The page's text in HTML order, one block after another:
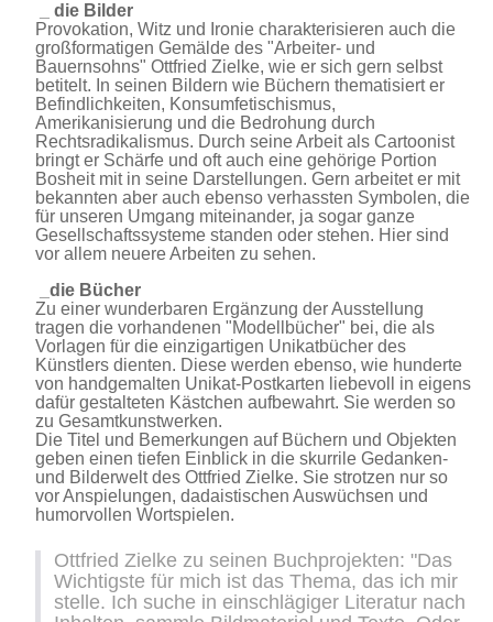
_ die Bilder
Provokation, Witz und Ironie charakterisieren auch die
großformatigen Gemälde des "Arbeiter- und
Bauernsohns" Ottfried Zielke, wie er sich gern selbst
betitelt. In seinen Bildern wie Büchern thematisiert er
Befindlichkeiten, Konsumfetischismus,
Amerikanisierung und die Bedrohung durch
Rechtsradikalismus. Durch seine Arbeit als Cartoonist
bringt er Schärfe und oft auch eine gehörige Portion
Bosheit mit in seine Darstellungen. Gern arbeitet er mit
bekannten aber auch ebenso verhassten Symbolen, die
für unseren Umgang miteinander, ja sogar ganze
Gesellschaftssysteme standen oder stehen. Hier sind
vor allem neuere Arbeiten zu sehen.
_die Bücher
Zu einer wunderbaren Ergänzung der Ausstellung
tragen die vorhandenen "Modellbücher" bei, die als
Vorlagen für die einzigartigen Unikatbücher des
Künstlers dienten. Diese werden ebenso, wie hunderte
von handgemalten Unikat-Postkarten liebevoll in eigens
dafür gestalteten Kästchen aufbewahrt. Sie werden so
zu Gesamtkunstwerken.
Die Titel und Bemerkungen auf Büchern und Objekten
geben einen tiefen Einblick in die skurrile Gedanken-
und Bilderwelt des Ottfried Zielke. Sie strotzen nur so
vor Anspielungen, dadaistischen Auswüchsen und
humorvollen Wortspielen.
Ottfried Zielke zu seinen Buchprojekten: "Das
Wichtigste für mich ist das Thema, das ich mir
stelle. Ich suche in einschlägiger Literatur nach